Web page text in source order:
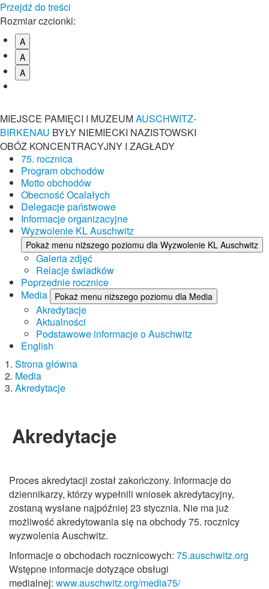
Przejdź do treści
Rozmiar czcionki:
A
A
A
MIEJSCE PAMIĘCI I MUZEUMAUSCHWITZ-
BIRKENAU BYŁY NIEMIECKI NAZISTOWSKI
OBÓZ KONCENTRACYJNY I ZAGŁADY
75. rocznica
Program obchodów
Motto obchodów
Obecność Ocalałych
Delegacje państwowe
Informacje organizacyjne
Wyzwolenie KL Auschwitz
Pokaż menu niższego poziomu dla Wyzwolenie KL Auschwitz
Galeria zdjęć
Relacje świadków
Poprzednie rocznice
Media
Pokaż menu niższego poziomu dla Media
Akredytacje
Aktualności
Podstawowe informacje o Auschwitz
English
Strona główna
Media
Akredytacje
Akredytacje
Proces akredytacji został zakończony. Informacje do
dziennikarzy, którzy wypełnili wniosek akredytacyjny,
zostaną wysłane najpóźniej 23 stycznia. Nie ma już
możliwość akredytowania się na obchody 75. rocznicy
wyzwolenia Auschwitz.
Informacje o obchodach rocznicowych: 75.auschwitz.org
Wstępne informacje dotyzące obsługi
medialnej: www.auschwitz.org/media75/